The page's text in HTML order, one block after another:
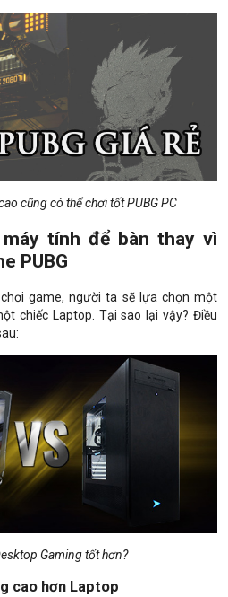
cũng có thể chơi tốt PUBG PC
tính để bàn thay vì
PUBG
game, người ta sẽ lựa chọn một
chiếc Laptop. Tại sao lại vậy? Điều
Gaming tốt hơn?
cao hơn Laptop